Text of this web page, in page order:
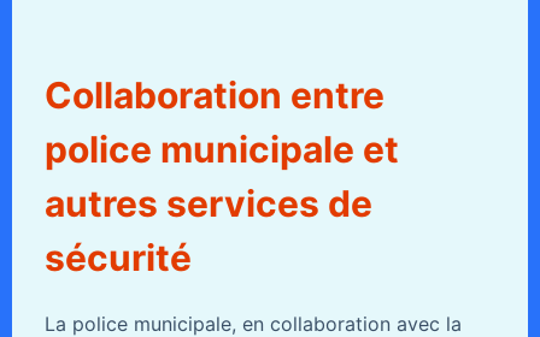
Collaboration entre
police municipale et
autres services de
sécurité
La police municipale, en collaboration avec la